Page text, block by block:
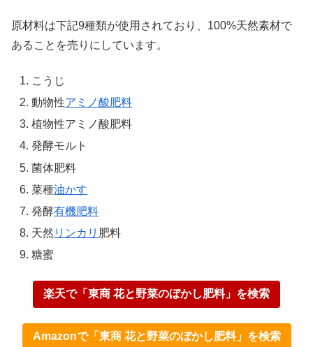
原材料は下記9種類が使用されており、100%天然素材で
あることを売りにしています。
こうじ
動物性アミノ酸肥料
植物性アミノ酸肥料
発酵モルト
菌体肥料
菜種油かす
発酵有機肥料
天然 リンカリ 肥料
糖蜜
楽天で「東商 花と野菜のぼかし肥料」を検索
Amazonで「東商 花と野菜のぼかし肥料」を検索